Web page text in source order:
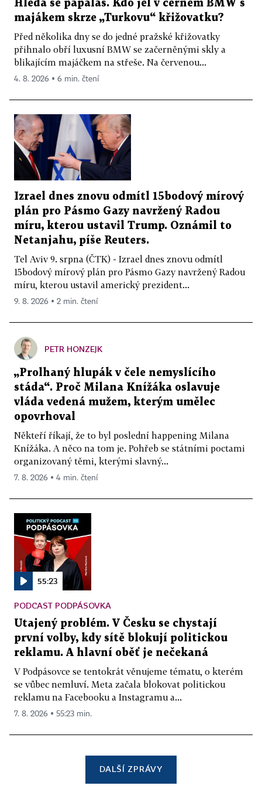
Hledá se papaláš. Kdo jel v černém BMW s
majákem skrze „Turkovu“ křižovatku?
Před několika dny se do jedné pražské křižovatky
přihnalo obří luxusní BMW se začerněnými skly a
blikajícím majáčkem na střeše. Na červenou...
4. 8. 2026 ▪ 6 min. čtení
Izrael dnes znovu odmítl 15bodový mírový
plán pro Pásmo Gazy navržený Radou
míru, kterou ustavil Trump. Oznámil to
Netanjahu, píše Reuters.
Tel Aviv 9. srpna (ČTK) - Izrael dnes znovu odmítl
15bodový mírový plán pro Pásmo Gazy navržený Radou
míru, kterou ustavil americký prezident...
9. 8. 2026 ▪ 2 min. čtení
PETR HONZEJK
„Prolhaný hlupák v čele nemyslícího
stáda“. Proč Milana Knížáka oslavuje
vláda vedená mužem, kterým umělec
opovrhoval
Někteří říkají, že to byl poslední happening Milana
Knížáka. A něco na tom je. Pohřeb se státními poctami
organizovaný těmi, kterými slavný...
7. 8. 2026 ▪ 4 min. čtení
55:23
PODCAST PODPÁSOVKA
Utajený problém. V Česku se chystají
první volby, kdy sítě blokují politickou
reklamu. A hlavní oběť je nečekaná
V Podpásovce se tentokrát věnujeme tématu, o kterém
se vůbec nemluví. Meta začala blokovat politickou
reklamu na Facebooku a Instagramu a...
7. 8. 2026 ▪ 55:23 min.
DALŠÍ ZPRÁVY